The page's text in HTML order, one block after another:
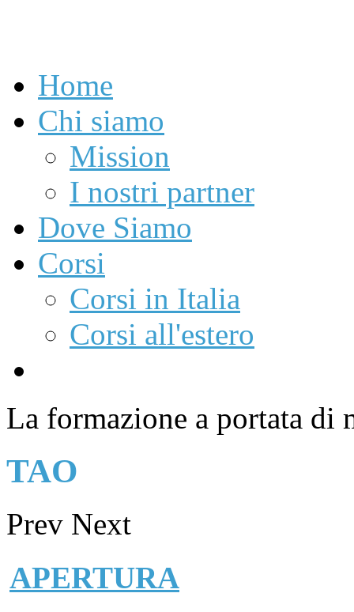
Home
Chi siamo
Mission
I nostri partner
Dove Siamo
Corsi
Corsi in Italia
Corsi all'estero
La formazione a portata di
TAO
Prev Next
APERTURA